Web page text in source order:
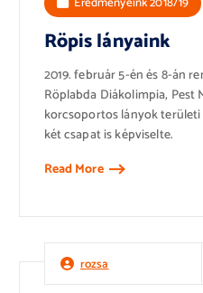
Röpis lányaink
2019. február 5-én és 8-án
Röplabda Diákolimpia, Pest
korcsoportos lányok
két csapat is képviselte.
Read More
rozsa